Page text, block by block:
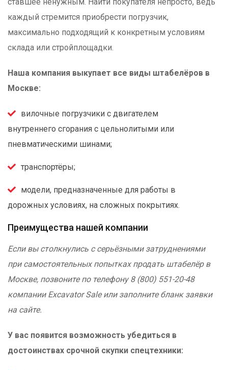
каждый стремится приобрести погрузчик,
максимально подходящий к конкретным условиям
склада или стройплощадки.
Наша компания выкупает все виды штабелёров в
Москве:
вилочные погрузчики с двигателем
внутреннего сгорания с цельнолитыми или
пневматическими шинами;
транспортёры;
модели, предназначенные для работы в
дорожных условиях, на сложных покрытиях.
Преимущества нашей компании
Если вы столкнулись с серьёзными затруднениями
при самостоятельных попытках продать штабелёр в
Москве, позвоните по телефону 8 (800) 551-20-48
компании Excavator Sale или заполните бланк заявки
на сайте.
У вас появится возможность убедиться в
достоинствах срочной скупки спецтехники: